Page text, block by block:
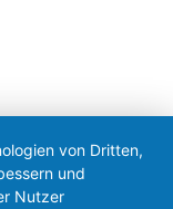
von Dritten,
und
Nutzer